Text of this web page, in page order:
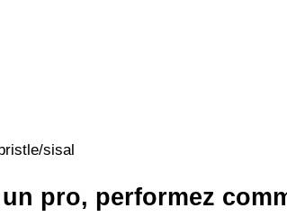
sisal
pro, performez